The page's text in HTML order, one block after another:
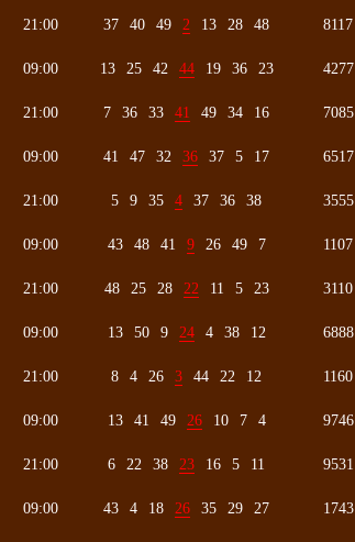
21:00 37 40 49 2 13 28 48 8117
09:00 13 25 42 44 19 36 23 4277
21:00 7 36 33 41 49 34 16 7085
09:00 41 47 32 36 37 5 17 6517
21:00 5 9 35 4 37 36 38 3555
09:00 43 48 41 9 26 49 7 1107
21:00 48 25 28 22 11 5 23 3110
09:00 13 50 9 24 4 38 12 6888
21:00 8 4 26 3 44 22 12 1160
09:00 13 41 49 26 10 7 4 9746
21:00 6 22 38 23 16 5 11 9531
09:00 43 4 18 26 35 29 27 1743